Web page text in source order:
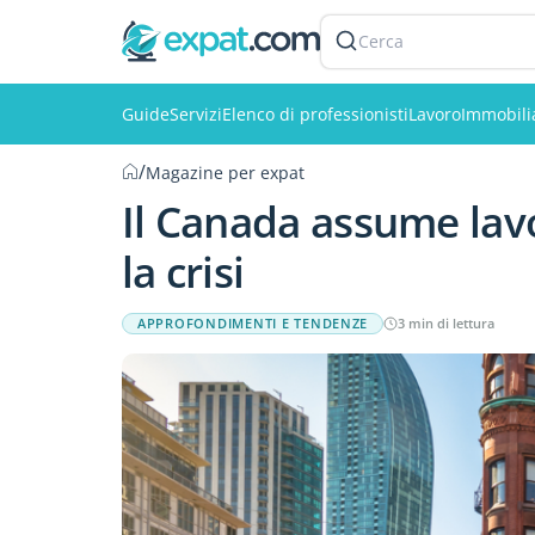
Cerca
GuideServiziElenco di professionistiLavoro
/Magazine per expat
Il Canada assume
la crisi
APPROFONDIMENTI E TENDENZE 3 min di lettura